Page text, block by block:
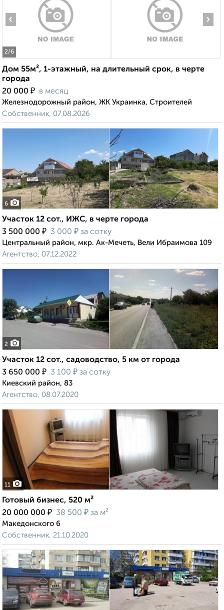
2/6
‹ ›
Дом 55м², 1-этажный, на длительный срок, в черте
города
20 000 ₽ в месяц
Железнодорожный район, ЖК Украинка, Строителей
Собственник, 07.08.2026
6
Участок 12 сот., ИЖС, в черте города
3 500 000 ₽ 3 000 ₽ за сотку
Центральный район, мкр. Ак-Мечеть, Вели Ибраимова 109
Агентство, 07.12.2022
2
Участок 12 сот., садоводство, 5 км от города
3 650 000 ₽ 3 100 ₽ за сотку
Киевский район, 83
Агентство, 08.07.2020
11
Готовый бизнес, 520 м²
20 000 000 ₽ 38 500 ₽ за м²
Македонского 6
Собственник, 21.10.2020